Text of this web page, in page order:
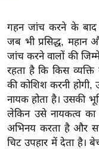
ग
त
वि
शे
ष
ज्ञ
रा
य
गहन जांच करने के बाद
जब भी प्रसिद्ध, महान
जांच करने वालों की
रहता है कि किस व्यक्ति
की कोशिश करनी होगी,
नायक होता है। उसकी
लेकिन उसे नायकत्व का
अभिनय करता है और
चिट उपहार में देता है।